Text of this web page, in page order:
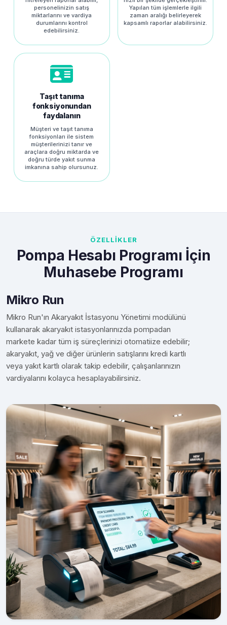
personelinizin satış
miktarlarını ve vardiya
durumlarını kontrol
edebilirsiniz.
Yapılan tüm işlemlerle ilgili
zaman aralığı belirleyerek
kapsamlı raporlar alabilirsiniz.
Taşıt tanıma
fonksiyonundan
faydalanın
Müşteri ve taşıt tanıma
fonksiyonları ile sistem
müşterilerinizi tanır ve
araçlara doğru miktarda ve
doğru türde yakıt sunma
imkanına sahip olursunuz.
ÖZELLİKLER
Pompa Hesabı Programı İçin
Muhasebe Programı
Mikro Run
Mikro Run'ın Akaryakıt İstasyonu Yönetimi modülünü
kullanarak akaryakıt istasyonlarınızda pompadan
markete kadar tüm iş süreçlerinizi otomatiize edebilir;
akaryakıt, yağ ve diğer ürünlerin satışlarını kredi kartlı
veya yakıt kartlı olarak takip edebilir, çalışanlarınızın
vardiyalarını kolayca hesaplayabilirsiniz.